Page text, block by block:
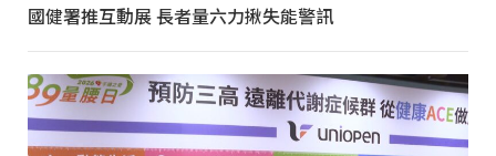
國健署推互動展 長者量六力揪失能警訊